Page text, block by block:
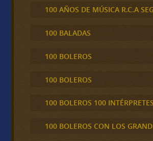
100 AÑOS DE MÚSICA R.C.A
100 BALADAS
100 BOLEROS
100 BOLEROS
100 BOLEROS 100 INTÉRPRETES
100 BOLEROS CON LOS